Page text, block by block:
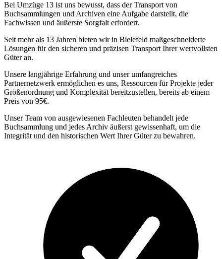
Bei Umzüge 13 ist uns bewusst, dass der Transport von
Buchsammlungen und Archiven eine Aufgabe darstellt, die
Fachwissen und äußerste Sorgfalt erfordert.
Seit mehr als 13 Jahren bieten wir in Bielefeld maßgeschneiderte
Lösungen für den sicheren und präzisen Transport Ihrer wertvollsten
Güter an.
Unsere langjährige Erfahrung und unser umfangreiches
Partnernetzwerk ermöglichen es uns, Ressourcen für Projekte jeder
Größenordnung und Komplexität bereitzustellen, bereits ab einem
Preis von 95€.
Unser Team von ausgewiesenen Fachleuten behandelt jede
Buchsammlung und jedes Archiv äußerst gewissenhaft, um die
Integrität und den historischen Wert Ihrer Güter zu bewahren.